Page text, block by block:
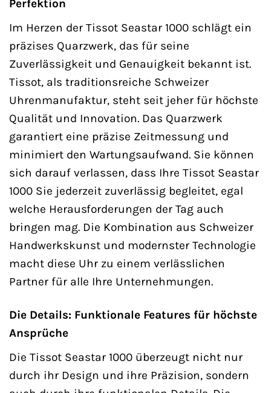
Perfektion
Im Herzen der Tissot Seastar 1000 schlägt ein
präzises Quarzwerk, das für seine
Zuverlässigkeit und Genauigkeit bekannt ist.
Tissot, als traditionsreiche Schweizer
Uhrenmanufaktur, steht seit jeher für höchste
Qualität und Innovation. Das Quarzwerk
garantiert eine präzise Zeitmessung und
minimiert den Wartungsaufwand. Sie können
sich darauf verlassen, dass Ihre Tissot Seastar
1000 Sie jederzeit zuverlässig begleitet, egal
welche Herausforderungen der Tag auch
bringen mag. Die Kombination aus Schweizer
Handwerkskunst und modernster Technologie
macht diese Uhr zu einem verlässlichen
Partner für alle Ihre Unternehmungen.
Die Details: Funktionale Features für höchste
Ansprüche
Die Tissot Seastar 1000 überzeugt nicht nur
durch ihr Design und ihre Präzision, sondern